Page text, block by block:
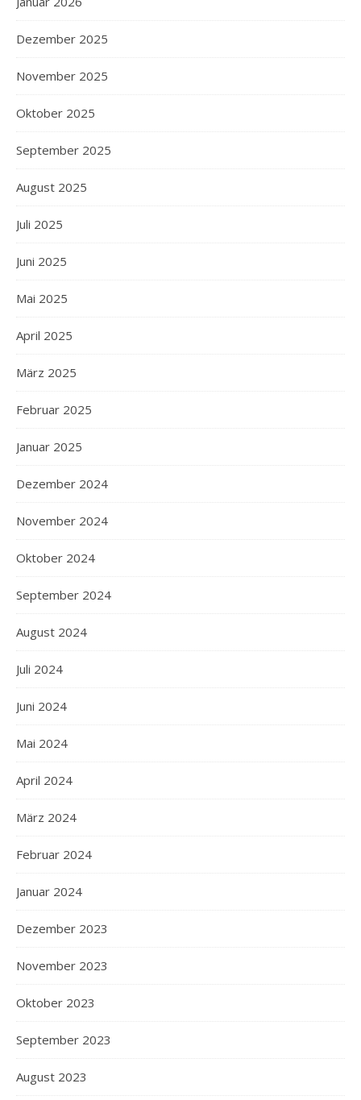
Dezember 2025
November 2025
Oktober 2025
September 2025
August 2025
Juli 2025
Juni 2025
Mai 2025
April 2025
März 2025
Februar 2025
Januar 2025
Dezember 2024
November 2024
Oktober 2024
September 2024
August 2024
Juli 2024
Juni 2024
Mai 2024
April 2024
März 2024
Februar 2024
Januar 2024
Dezember 2023
November 2023
Oktober 2023
September 2023
August 2023